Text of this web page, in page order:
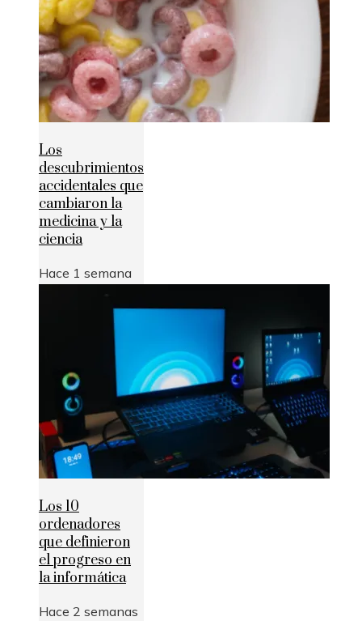
Los
descubrimientos
accidentales que
cambiaron la
medicina y la
ciencia
Hace 1 semana
Los 10
ordenadores
que definieron
el progreso en
la informática
Hace 2 semanas